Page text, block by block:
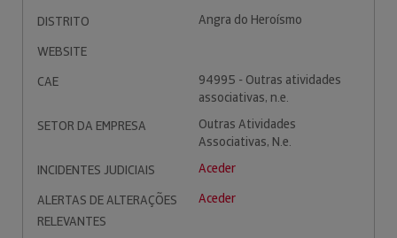
DISTRITO
Angra do Heroísmo
WEBSITE
CAE
94995 - Outras atividades
associativas, n.e.
SETOR DA EMPRESA
Outras Atividades
Associativas, N.e.
INCIDENTES JUDICIAIS
Aceder
ALERTAS DE ALTERAÇÕES
RELEVANTES
Aceder